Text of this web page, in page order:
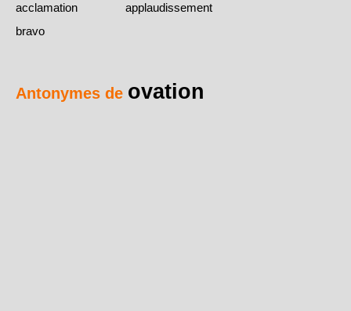
acclamation
applaudissement
bravo
Antonymes de ovation